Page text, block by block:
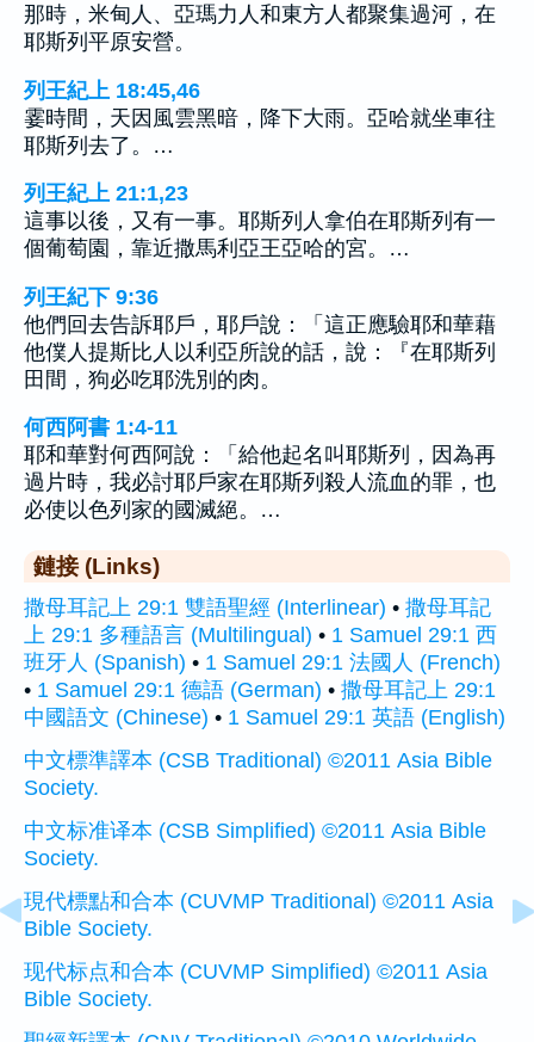
那時，米甸人、亞瑪力人和東方人都聚集過河，在
耶斯列平原安營。
列王紀上 18:45,46
霎時間，天因風雲黑暗，降下大雨。亞哈就坐車往
耶斯列去了。…
列王紀上 21:1,23
這事以後，又有一事。耶斯列人拿伯在耶斯列有一
個葡萄園，靠近撒馬利亞王亞哈的宮。…
列王紀下 9:36
他們回去告訴耶戶，耶戶說：「這正應驗耶和華藉
他僕人提斯比人以利亞所說的話，說：『在耶斯列
田間，狗必吃耶洗別的肉。
何西阿書 1:4-11
耶和華對何西阿說：「給他起名叫耶斯列，因為再
過片時，我必討耶戶家在耶斯列殺人流血的罪，也
必使以色列家的國滅絕。…
鏈接 (Links)
撒母耳記上 29:1 雙語聖經 (Interlinear) • 撒母耳記
上 29:1 多種語言 (Multilingual) • 1 Samuel 29:1 西
班牙人 (Spanish) • 1 Samuel 29:1 法國人 (French)
• 1 Samuel 29:1 德語 (German) • 撒母耳記上 29:1
中國語文 (Chinese) • 1 Samuel 29:1 英語 (English)
中文標準譯本 (CSB Traditional) ©2011 Asia Bible
Society.
中文标准译本 (CSB Simplified) ©2011 Asia Bible
Society.
現代標點和合本 (CUVMP Traditional) ©2011 Asia
Bible Society.
现代标点和合本 (CUVMP Simplified) ©2011 Asia
Bible Society.